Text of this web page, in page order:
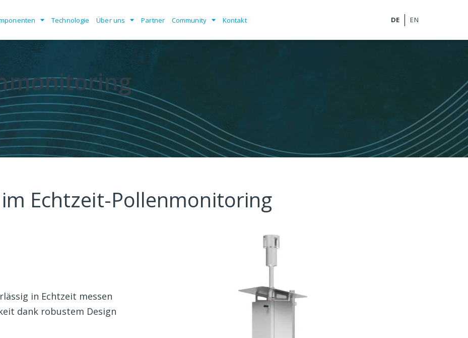
Technologie Über uns Partner Community Kontakt
Echtzeit-Pollenmonitoring
in Echtzeit messen
dank robustem Design